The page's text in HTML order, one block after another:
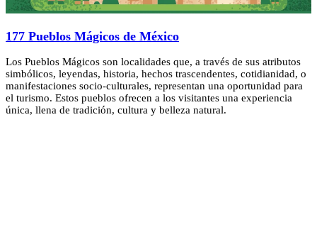
177 Pueblos Mágicos de México
Los Pueblos Mágicos son localidades que, a través de sus atributos
simbólicos, leyendas, historia, hechos trascendentes, cotidianidad, o
manifestaciones socio-culturales, representan una oportunidad para
el turismo. Estos pueblos ofrecen a los visitantes una experiencia
única, llena de tradición, cultura y belleza natural.